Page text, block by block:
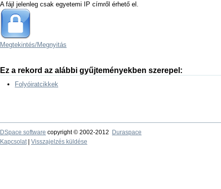
A fájl jelenleg csak egyetemi IP címről érhető el.
Megtekintés/Megnyitás
Ez a rekord az alábbi gyűjteményekben szerepel:
Folyóiratcikkek
DSpace software copyright © 2002-2012
Duraspace
Kapcsolat| Visszajelzés küldése